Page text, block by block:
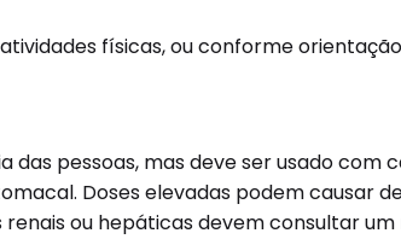
físicas, ou conforme
das pessoas, mas deve ser usado
Doses elevadas podem causar
ou hepáticas devem consultar